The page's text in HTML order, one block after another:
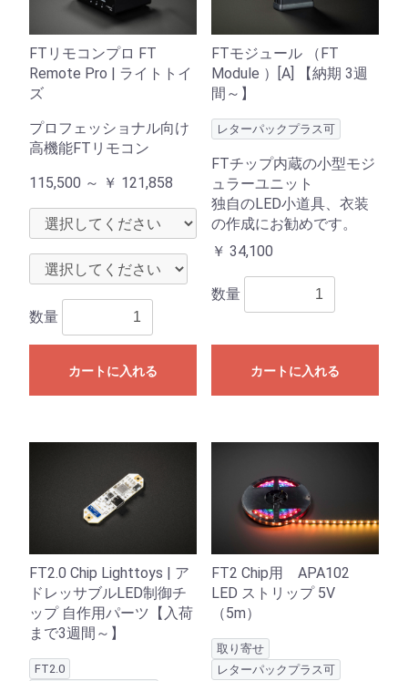
FTリモコンプロ FT
Remote Pro | ライトトイ
ズ
プロフェッショナル向け
高機能FTリモコン
115,500 ～ ￥ 121,858
数量
カートに入れる
FTモジュール （FT
Module ）[A] 【納期 3週
間～】
レターパックプラス可
FTチップ内蔵の小型モジ
ュラーユニット
独自のLED小道具、衣装
の作成にお勧めです。
￥ 34,100
数量
カートに入れる
FT2.0 Chip Lighttoys | ア
ドレッサブルLED制御チ
ップ 自作用パーツ【入荷
まで3週間～】
FT2.0
FT2 Chip用 APA102
LED ストリップ 5V
（5m）
取り寄せ
レターパックプラス可